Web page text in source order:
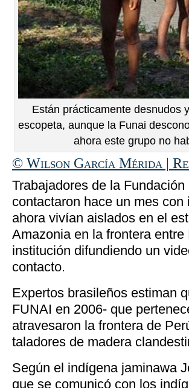
Están prácticamente desnudos
escopeta, aunque la Funai
ahora este grupo no
© Wilson García Mérida |
Trabajadores de la
contactaron hace un mes
ahora vivían aislados en el
Amazonia en la frontera
institución difundiendo un
contacto.
Expertos brasileños estiman
FUNAI en 2006- que
atravesaron la frontera de
taladores de madera
Según el indígena jaminawa
que se comunicó con los